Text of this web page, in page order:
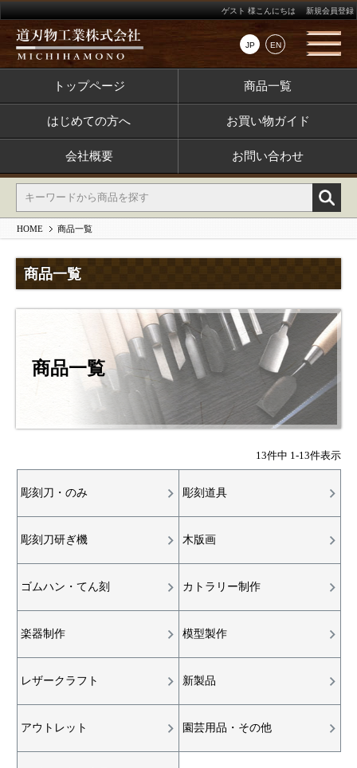
JP EN
ゲスト 様こんにちは 新規会員登録
トップページ 商品一覧
はじめての方へ お買い物ガイド
会社概要 お問い合わせ
HOME 商品一覧
商品一覧
商品一覧
13件中 1 -13件表示
彫刻刀・のみ 彫刻道具
彫刻刀研ぎ機 木版画
ゴムハン・てん刻 カトラリー制作
楽器制作 模型製作
レザークラフト 新製品
アウトレット 園芸用品・その他